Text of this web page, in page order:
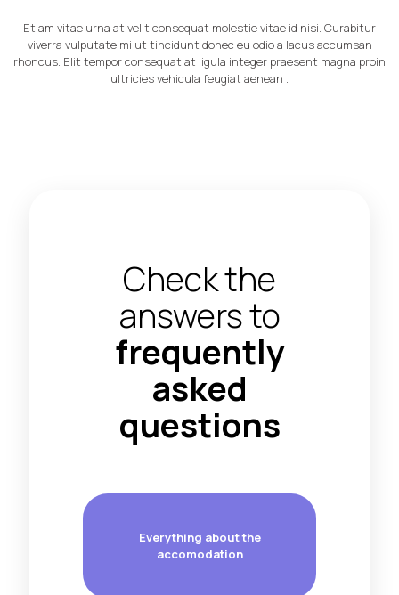
Etiam vitae urna at velit consequat molestie vitae id nisi. Curabitur
viverra vulputate mi ut tincidunt donec eu odio a lacus accumsan
rhoncus. Elit tempor consequat at ligula integer praesent magna proin
ultricies vehicula feugiat aenean .
Check the
answers to
frequently
asked
questions
Everything about the
accomodation